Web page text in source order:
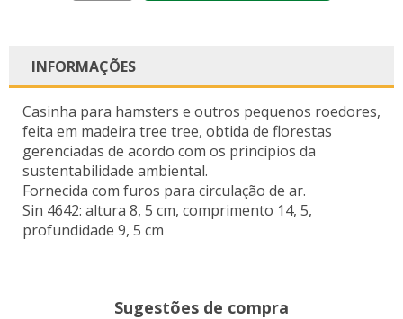
INFORMAÇÕES
Casinha para hamsters e outros pequenos roedores,
feita em madeira tree tree, obtida de florestas
gerenciadas de acordo com os princípios da
sustentabilidade ambiental.
Fornecida com furos para circulação de ar.
Sin 4642: altura 8, 5 cm, comprimento 14, 5,
profundidade 9, 5 cm
Sugestões de compra